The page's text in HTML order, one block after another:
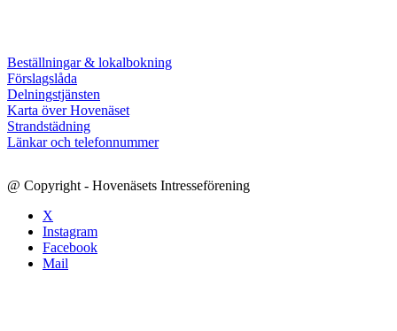
Beställningar & lokalbokning
Förslagslåda
Delningstjänsten
Karta över Hovenäset
Strandstädning
Länkar och telefonnummer
@ Copyright - Hovenäsets Intresseförening
X
Instagram
Facebook
Mail